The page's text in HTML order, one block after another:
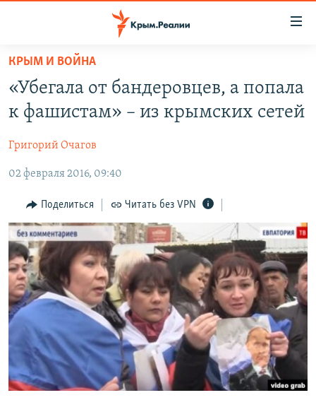
Вернуться
основному
содержанию
Вернутся
навигации
Вернутся
поиску
НОВОСТИ
СПЕЦПРОЕКТЫ
КАРТА ВОЕННЫХ ОБЪЕКТОВ КРЫМА
11 ЛЕТ ОККУПАЦИИ КРЫМА. 11 ИСТОРИЙ СОПРОТИВЛЕНИЯ
ВОДА
ИСТОРИЯ
ЕЩЕ
ИНТЕРАКТИВ
ИНФОГРАФИКА
ТЕЛЕПРОЕКТ КРЫМ.РЕАЛИИ
СОВЕТЫ ПРАВОЗАЩИТНИКОВ
ПРОПАВШИЕ БЕЗ ВЕСТИ
ПОБЕДИТЕЛЕЙ НЕ СУДЯТ?
КРЫМ.НЕПОКОРЕННЫЙ
ELIFBE
РАДІО СВОБОДА
КАК ОБОЙТИ БЛОКИРОВКУ
Українською
Qırımtatar
ПРИСОЕДИНЯЙТЕСЬ!
КРЫМ И ВОЙНА
«Убегала от бандеровцев, а попала
к фашистам» – из крымских сетей
Григорий Очагов
02 февраля 2016, 09:40
Поделиться Читать без VPN